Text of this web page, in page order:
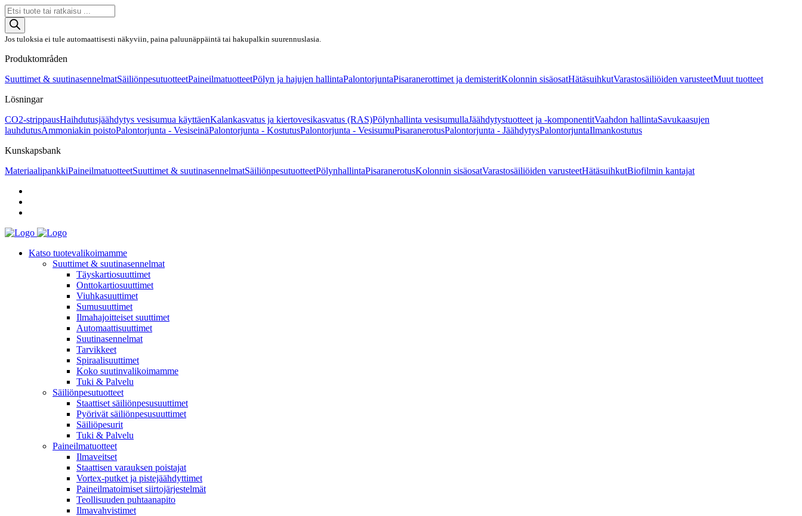
Products
search
Jos tuloksia ei tule automaattisesti näkyviin, paina paluunäppäintä tai hakupalkin suurennuslasia.
Produktområden
Suuttimet & suutinasennelmatSäiliönpesutuotteetPaineilmatuotteetPölyn ja hajujen hallintaPalontorjuntaPisaranerottimet ja demisteritKolonnin sisäosatHätäsuihkutVarastosäiliöiden varusteetMuut tuotteet
Lösningar
CO2-strippausHaihdutusjäähdytys vesisumua käyttäenKalankasvatus ja kiertovesikasvatus (RAS)Pölynhallinta vesisumullaJäähdytystuotteet ja -komponentitVaahdon hallintaSavukaasujen
lauhdutusAmmoniakin poistoPalontorjunta - VesiseinäPalontorjunta - KostutusPalontorjunta - VesisumuPisaranerotusPalontorjunta - JäähdytysPalontorjuntaIlmankostutus
Kunskapsbank
MateriaalipankkiPaineilmatuotteetSuuttimet & suutinasennelmatSäiliönpesutuotteetPölynhallintaPisaranerotusKolonnin sisäosatVarastosäiliöiden varusteetHätäsuihkutBiofilmin kantajat
Katso tuotevalikoimamme
Suuttimet & suutinasennelmat
Täyskartiosuuttimet
Onttokartiosuuttimet
Viuhkasuuttimet
Sumusuuttimet
Ilmahajoitteiset suuttimet
Automaattisuuttimet
Suutinasennelmat
Tarvikkeet
Spiraalisuuttimet
Koko suutinvalikoimamme
Tuki & Palvelu
Säiliönpesutuotteet
Staattiset säiliönpesusuuttimet
Pyörivät säiliönpesusuuttimet
Säiliöpesurit
Tuki & Palvelu
Paineilmatuotteet
Ilmaveitset
Staattisen varauksen poistajat
Vortex-putket ja pistejäähdyttimet
Paineilmatoimiset siirtojärjestelmät
Teollisuuden puhtaanapito
Ilmavahvistimet